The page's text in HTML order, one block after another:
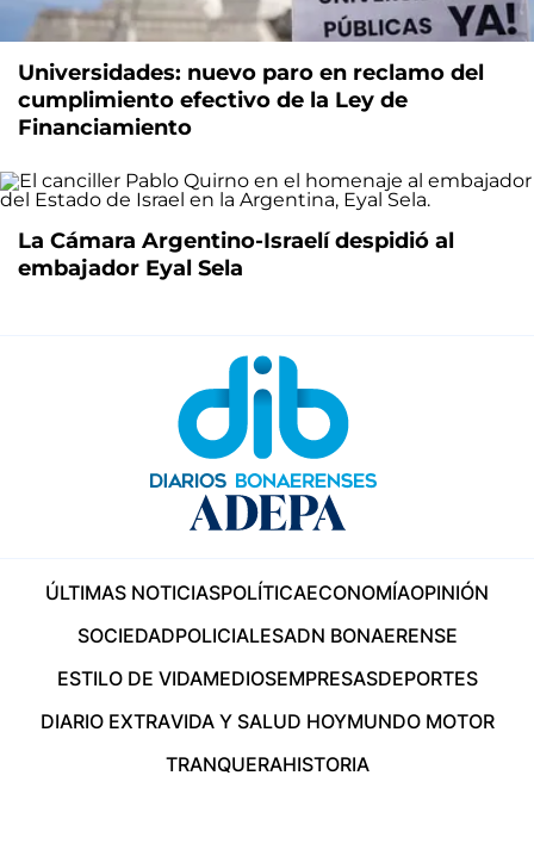
Universidades: nuevo paro en reclamo del
cumplimiento efectivo de la Ley de
Financiamiento
La Cámara Argentino-Israelí despidió al
embajador Eyal Sela
ÚLTIMAS NOTICIASPOLÍTICAECONOMÍAOPINIÓN
SOCIEDADPOLICIALESADN BONAERENSE
ESTILO DE VIDAMEDIOSEMPRESASDEPORTES
DIARIO EXTRAVIDA Y SALUD HOYMUNDO MOTOR
TRANQUERAHISTORIA